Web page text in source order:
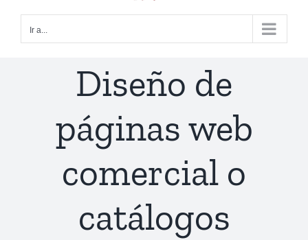
Ir a...
Diseño de
páginas web
comercial o
catálogos